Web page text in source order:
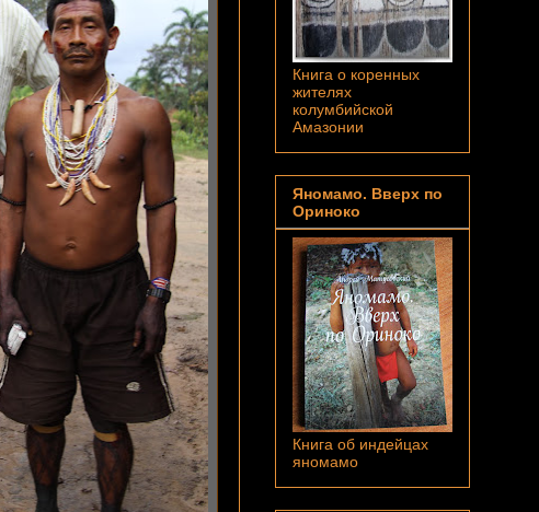
Книга о коренных
жителях
колумбийской
Амазонии
Яномамо. Вверх по
Ориноко
Книга об индейцах
яномамо